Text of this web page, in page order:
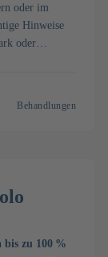
oder im
Hinweise
oder
Behandlungen
bis zu 100 %